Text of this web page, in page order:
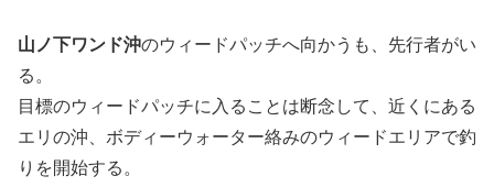
山ノ下ワンド沖のウィードパッチへ向かうも、先行者がい
る。
目標のウィードパッチに入ることは断念して、近くにある
エリの沖、ボディーウォーター絡みのウィードエリアで釣
りを開始する。